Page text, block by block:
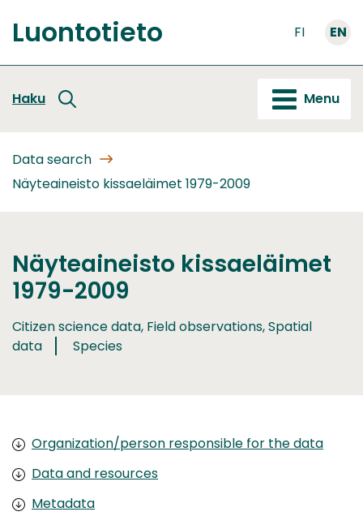
to
content
Front
Luontotieto FI EN
Haku Menu
Data search
Näyteaineisto kissaeläimet 1979-2009
Näyteaineisto kissaeläimet
1979-2009
Citizen science data, Field observations, Spatial
data
Species
Organization/person responsible for the data
Data and resources
Metadata